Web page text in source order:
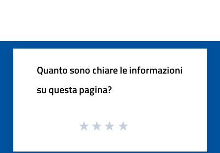
Quanto sono chiare le informazioni
su questa pagina?